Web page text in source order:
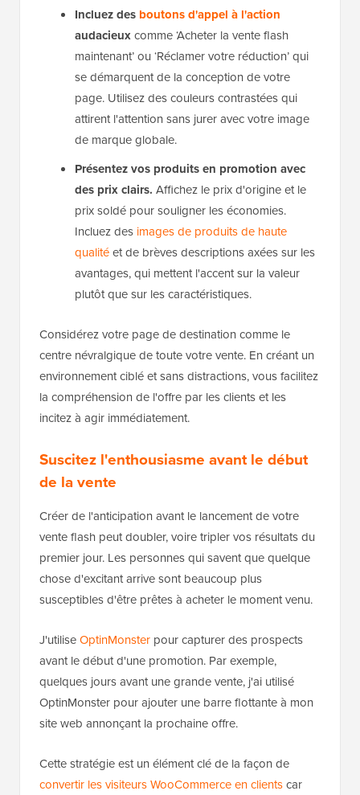
Incluez des boutons d'appel à l'action
audacieuxcomme ‘Acheter la vente flash
maintenant’ ou ‘Réclamer votre réduction’ qui
se démarquent de la conception de votre
page. Utilisez des couleurs contrastées qui
attirent l'attention sans jurer avec votre image
de marque globale.
Présentez vos produits en promotion avec
des prix clairs. Affichez le prix d'origine et le
prix soldé pour souligner les économies.
Incluez des images de produits de haute
qualitéet de brèves descriptions axées sur les
avantages, qui mettent l'accent sur la valeur
plutôt que sur les caractéristiques.
Considérez votre page de destination comme le
centre névralgique de toute votre vente. En créant un
environnement ciblé et sans distractions, vous facilitez
la compréhension de l'offre par les clients et les
incitez à agir immédiatement.
Suscitez l'enthousiasme avant le début
de la vente
Créer de l'anticipation avant le lancement de votre
vente flash peut doubler, voire tripler vos résultats du
premier jour. Les personnes qui savent que quelque
chose d'excitant arrive sont beaucoup plus
susceptibles d'être prêtes à acheter le moment venu.
J'utiliseOptinMonster pour capturer des prospects
avant le début d'une promotion. Par exemple,
quelques jours avant une grande vente, j'ai utilisé
OptinMonster pour ajouter une barre flottante à mon
site web annonçant la prochaine offre.
Cette stratégie est un élément clé de la façon de
convertir les visiteurs WooCommerce en clientscar